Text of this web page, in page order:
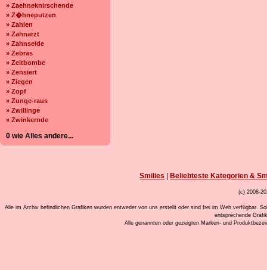
» Zaehneknirschende
» Z�hneputzen
» Zahlen
» Zahnarzt
» Zahnseide
» Zebras
» Zeitbombe
» Zensiert
» Ziegen
» Zopf
» Zunge-raus
» Zwillinge
» Zwinkernde
0 wie Alles andere...
Smilies Beliebteste Kategorien &
(c) 2008-
Alle im Archiv befindlichen Grafiken wurden entweder von uns erstellt oder sind frei im Web verfügbar.
entsprechende
Alle genannten oder gezeigten Marken- und